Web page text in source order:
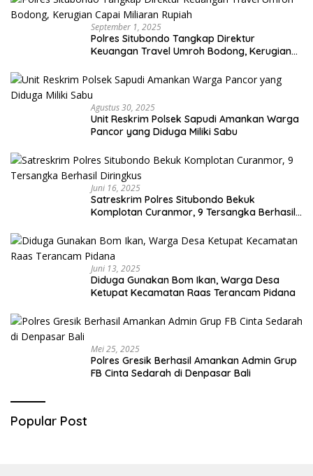
September 1, 2025
Polres Situbondo Tangkap Direktur
Keuangan Travel Umroh Bodong, Kerugian
Agustus 30, 2025
Unit Reskrim Polsek Sapudi Amankan Warga
Pancor yang Diduga Miliki Sabu
Juni 16, 2025
Satreskrim Polres Situbondo Bekuk
Komplotan Curanmor, 9 Tersangka Berhasil
Juni 13, 2025
Diduga Gunakan Bom Ikan, Warga Desa
Ketupat Kecamatan Raas Terancam Pidana
Mei 25, 2025
Polres Gresik Berhasil Amankan Admin Grup
FB Cinta Sedarah di Denpasar Bali
Popular Post